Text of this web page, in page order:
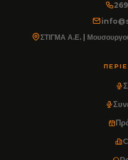
ΣΤΙΓΜΑ Α.Ε. |